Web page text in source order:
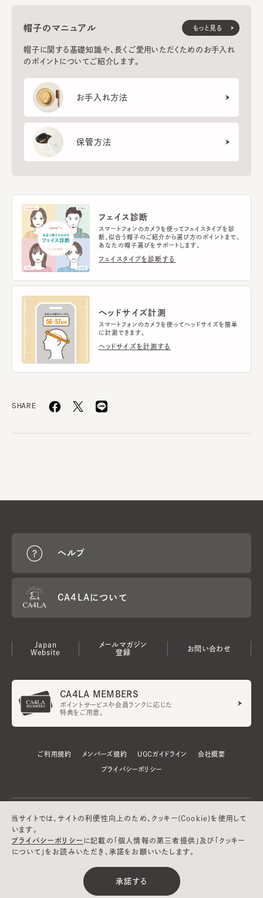
帽子のマニュアル
帽子に関する基礎知識や、長くご愛用いただくためのお手入れ
のポイントについてご紹介します。
お手入れ方法
保管方法
もっと見る
フェイス診断
スマートフォンのカメラを使ってフェイスタイプを診
断。似合う帽子のご紹介から選び方のポイントまで、
あなたの帽子選びをサポートします。
フェイスタイプを診断する
ヘッドサイズ計測
スマートフォンのカメラを使ってヘッドサイズを簡単
に計測できます。
ヘッドサイズを計測する
SHARE
ヘルプ
CA4LAについて
Japan
Website
メールマガジン
登録
お問い合わせ
CA4LA MEMBERS
ポイントサービスや会員ランクに応じた
特典をご用意。
ご利用規約 メンバーズ規約 UGCガイドライン 会社概要
プライバシーポリシー
©CA4LA INC. All Rights Reserved.
当サイトでは、サイトの利便性向上のため、クッキー(Cookie)を使用して
います。
プライバシーポリシー に記載の「個人情報の第三者提供」及び「クッキー
について」をお読みいただき、承諾をお願いいたします。
承諾する